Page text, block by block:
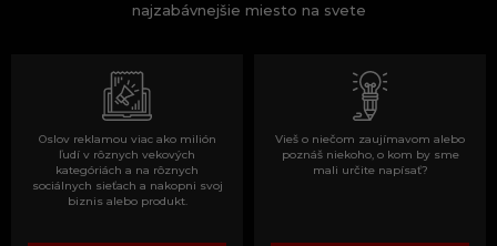
najzabávnejšie miesto na svete
Oslov reklamou viac ako milión
ľudí v rôznych vekových
kategóriách a na rôznych
sociálnych sieťach a nakopni svoj
biznis alebo produkt.
Vieš o niečom zaujímavom alebo
poznáš niekoho, o kom by sme
mali určite napísať?